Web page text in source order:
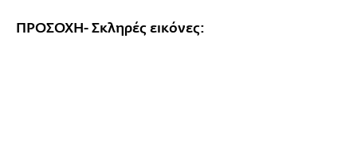
ΠΡΟΣΟΧΗ- Σκληρές εικόνες: